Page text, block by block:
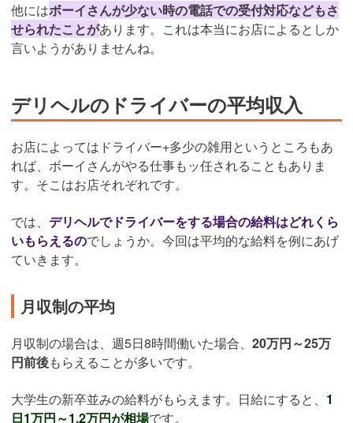
他にはボーイさんが少ない時の電話での受付対応などもさ
せられたことがあります。これは本当にお店によるとしか
言いようがありませんね。
デリヘルのドライバーの平均収入
お店によってはドライバー+多少の雑用というところもあ
れば、ボーイさんがやる仕事もッ任されることもありま
す。そこはお店それぞれです。
では、 デリヘルでドライバーをする場合の給料はどれくら
いもらえるのでしょうか。今回は平均的な給料を例にあげ
ていきます。
月収制の平均
月収制の場合は、週5日8時間働いた場合、 20万円～25万
円前後もらえることが多いです。
大学生の新卒並みの給料がもらえます。日給にすると、 1
日1万円～1.2万円が相場です。